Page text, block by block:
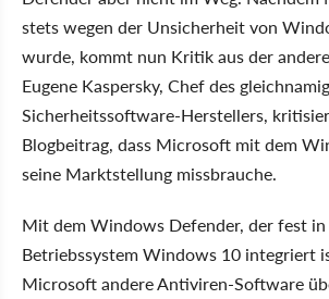
stets wegen der Unsicherheit von
wurde, kommt nun Kritik aus der
Eugene Kaspersky, Chef des
Sicherheitssoftware-Herstellers,
Blogbeitrag, dass Microsoft mit dem
seine Marktstellung missbrauche.
Mit dem Windows Defender, der fest in
Betriebssystem Windows 10 integriert
Microsoft andere Antiviren-Software